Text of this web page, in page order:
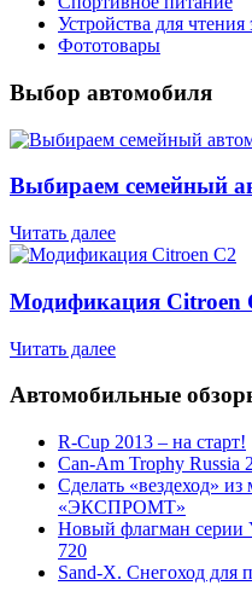
Устройства для
Фототовары
Выбор автомобиля
Выбираем семейный
Читать далее
Модификация Citroen
Читать далее
Автомобильные
R-Cup 2013 – на старт!
Can-Am Trophy Russia
Сделать «вездеход»
«ЭКСПРОМТ»
Новый флагман
720
Sand-X. Снегоход для